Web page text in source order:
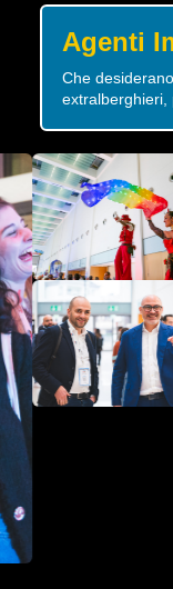
Agenti
Che
extralberghieri,